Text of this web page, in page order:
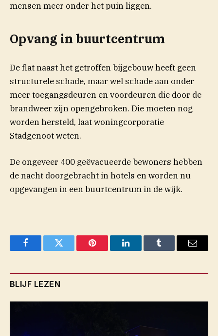
mensen meer onder het puin liggen.
Opvang in buurtcentrum
De flat naast het getroffen bijgebouw heeft geen
structurele schade, maar wel schade aan onder
meer toegangsdeuren en voordeuren die door de
brandweer zijn opengebroken. Die moeten nog
worden hersteld, laat woningcorporatie
Stadgenoot weten.
De ongeveer 400 geëvacueerde bewoners hebben
de nacht doorgebracht in hotels en worden nu
opgevangen in een buurtcentrum in de wijk.
FacebookTwitter Pinterest LinkedInTumblr Email
BLIJF LEZEN